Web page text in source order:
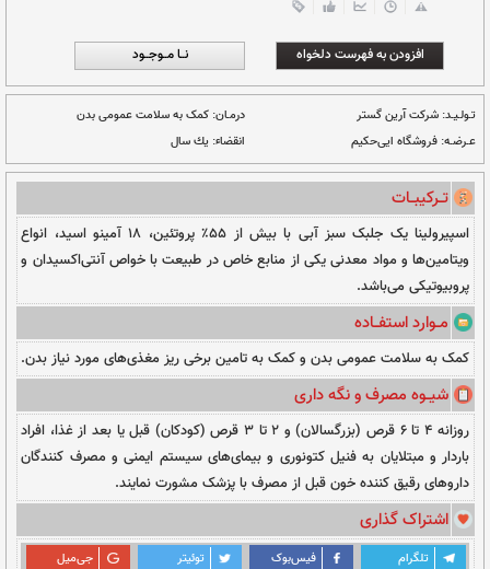
ثــبــت:✅
مقدار:📦 ۶٠ عدد
دلخواه نــا مــوجــود
درمـان:کمک به سلامت عمومی بدن
انقضاء:یك سال
اسپیرولینا یک جلبک سبز آبی با بیش از ۵۵٪ پروتئین، ۱۸ آمینو اسید، انواع
یکی از منابع خاص در طبیعت با خواص آنتی‌اکسیدان و